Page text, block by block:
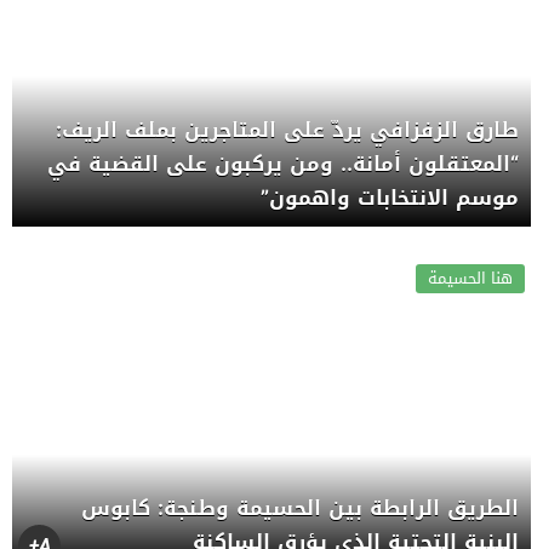
طارق الزفزافي يردّ على المتاجرين بملف الريف:
“المعتقلون أمانة.. ومن يركبون على القضية في
موسم الانتخابات واهمون”
هنا الحسيمة
الطريق الرابطة بين الحسيمة وطنجة: كابوس
البنية التحتية الذي يؤرق الساكنة